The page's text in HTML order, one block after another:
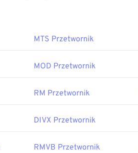
MTS Przetwornik
MOD Przetwornik
RM Przetwornik
DIVX Przetwornik
RMVB Przetwornik